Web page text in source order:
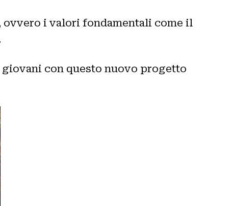
ovvero i valori fondamentali come il
con questo nuovo progetto